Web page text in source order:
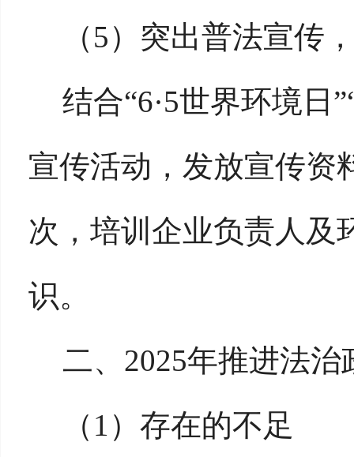
（5）突出普法宣传
结合“6·5世界环境日
宣传活动，发放宣传资
次，培训企业负责人及
识。
二、 2025年推进法
（ 1）存在的不足